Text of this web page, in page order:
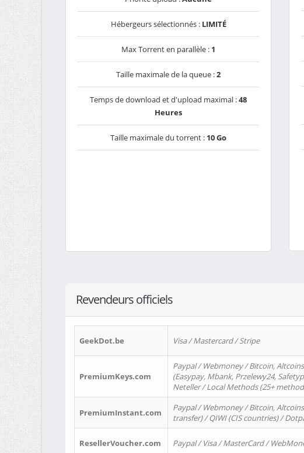
Hébergeurs sélectionnés : LIMITÉ
Max Torrent en parallèle : 1
Taille maximale de la queue :2
Temps de download et d'upload maximal :48
Heures
Taille maximale du torrent : 10 Go
Revendeurs officiels
GeekDot.be Visa / Mastercard / Stripe
PremiumKeys.com
Paypal / Webmoney / Bitcoin, Altcoins
(Easypay, Mbank, Przelewy24,
Neteller / Local Methods (25+
PremiumInstant.com
Paypal / Webmoney / Bitcoin,
transfer) / QIWI (CIS countries) /
ResellerVoucher.com Paypal / Visa / MasterCard /